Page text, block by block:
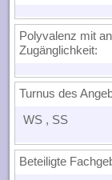
Polyvalenz mit
Zugänglichkeit:
Turnus des
WS , SS
Beteiligte